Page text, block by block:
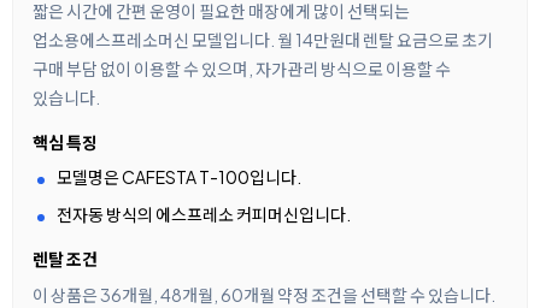
짧은 시간에 간편 운영이 필요한 매장에게 많이 선택되는
업소용에스프레소머신 모델입니다. 월 14만원대 렌탈 요금으로 초기
구매 부담 없이 이용할 수 있으며, 자가관리 방식으로 이용할 수
있습니다.
핵심 특징
모델명은 CAFESTA T-100입니다.
전자동 방식의 에스프레소 커피머신입니다.
렌탈 조건
이 상품은 36개월, 48개월, 60개월 약정 조건을 선택할 수 있습니다.